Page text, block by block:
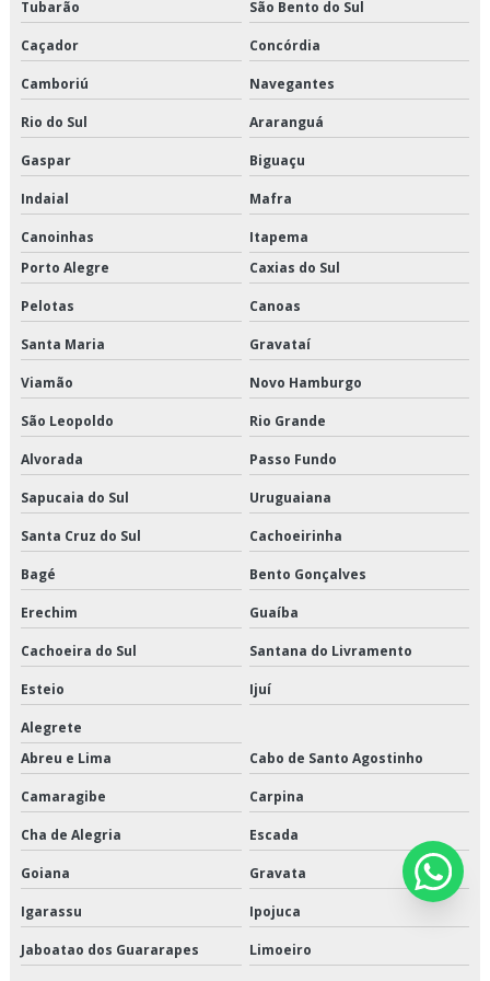
Transporte produtos refrigerados em são paulo
Transporte produtos refrigerados em sp
Transporte produtos refrigerados preço
Transporte refrigerado de alimentos
Transporte refrigerado fracionado
Tubarão São Bento do Sul
Caçador Concórdia
Camboriú Navegantes
Rio do Sul Araranguá
Gaspar Biguaçu
Indaial Mafra
Canoinhas
Itapema
Porto Alegre
Caxias do Sul
Pelotas Canoas
Santa Maria Gravataí
Viamão Novo Hamburgo
São Leopoldo Rio Grande
Alvorada Passo Fundo
Sapucaia do Sul Uruguaiana
Santa Cruz do Sul Cachoeirinha
Bagé Bento Gonçalves
Erechim Guaíba
Cachoeira do Sul Santana do Livramento
Esteio Ijuí
Alegrete
Abreu e Lima
Cabo de Santo Agostinho
Camaragibe Carpina
Cha de Alegria Escada
Goiana Gravata
Igarassu Ipojuca
Jaboatao dos Guararapes Limoeiro